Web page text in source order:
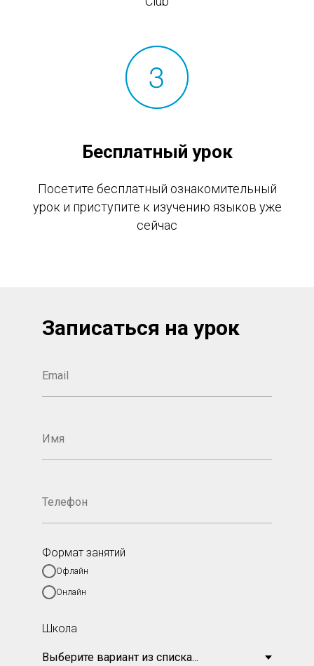
Бесплатный урок
Посетите бесплатный ознакомительный
урок и приступите к изучению языков уже
сейчас
Записаться на урок
Формат занятий
Офлайн
Онлайн
Школа